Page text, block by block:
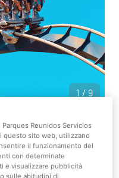
1/9
Parques Reunidos Servicios
questo sito web, utilizzano
il funzionamento del
con determinate
e visualizzare pubblicità
sulle abitudini di